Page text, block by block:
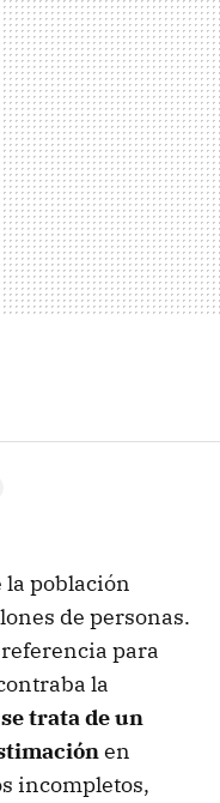
la población
de personas.
para
la
trata de un
en
incompletos,